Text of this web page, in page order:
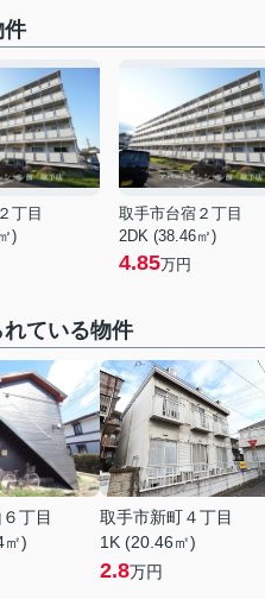
件
丁目
)
取手市台宿２丁目
2DK (38.46㎡)
4.85万円
れている物件
丁目
㎡)
取手市新町４丁目
1K (20.46㎡)
2.8万円